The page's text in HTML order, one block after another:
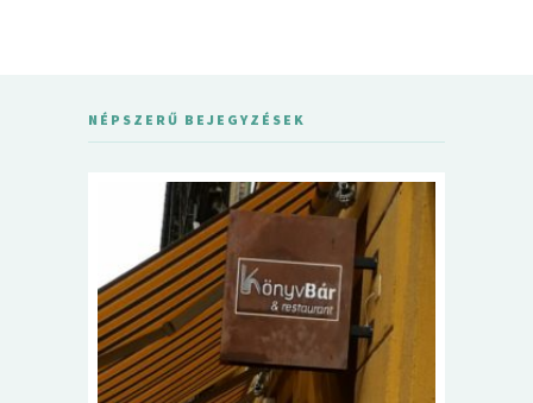
NÉPSZERŰ BEJEGYZÉSEK